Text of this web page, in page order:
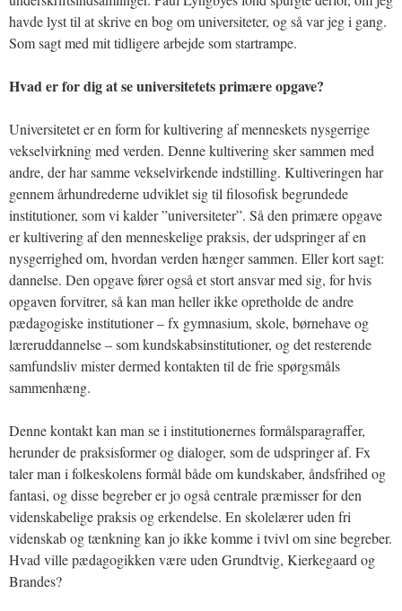
havde lyst til at skrive en bog om universiteter, og så var jeg i gang.
Som sagt med mit tidligere arbejde som startrampe.
Hvad er for dig at se universitetets primære opgave?
Universitetet er en form for kultivering af menneskets nysgerrige
vekselvirkning med verden. Denne kultivering sker sammen med
andre, der har samme vekselvirkende indstilling. Kultiveringen har
gennem århundrederne udviklet sig til filosofisk begrundede
institutioner, som vi kalder ”universiteter”. Så den primære opgave
er kultivering af den menneskelige praksis, der udspringer af en
nysgerrighed om, hvordan verden hænger sammen. Eller kort sagt:
dannelse. Den opgave fører også et stort ansvar med sig, for hvis
opgaven forvitrer, så kan man heller ikke opretholde de andre
pædagogiske institutioner – fx gymnasium, skole, børnehave og
læreruddannelse – som kundskabsinstitutioner, og det resterende
samfundsliv mister dermed kontakten til de frie spørgsmåls
sammenhæng.
Denne kontakt kan man se i institutionernes formålsparagraffer,
herunder de praksisformer og dialoger, som de udspringer af. Fx
taler man i folkeskolens formål både om kundskaber, åndsfrihed og
fantasi, og disse begreber er jo også centrale præmisser for den
videnskabelige praksis og erkendelse. En skolelærer uden fri
videnskab og tænkning kan jo ikke komme i tvivl om sine begreber.
Hvad ville pædagogikken være uden Grundtvig, Kierkegaard og
Brandes?